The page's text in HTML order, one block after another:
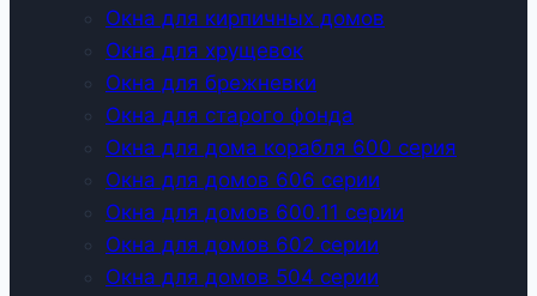
Окна для кирпичных домов
Окна для хрущевок
Окна для брежневки
Окна для старого фонда
Окна для дома корабля 600 серия
Окна для домов 606 серии
Окна для домов 600.11 серии
Окна для домов 602 серии
Окна для домов 504 серии